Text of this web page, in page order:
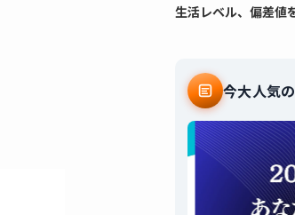
生活レベル、偏差値
今大人気